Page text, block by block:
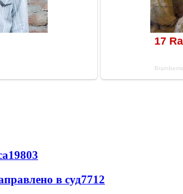
19803
в суд7712